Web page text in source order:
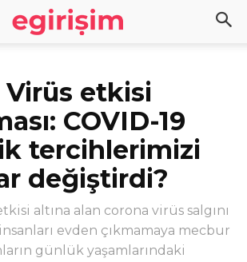
Virüs etkisi
COVID-19
tercihlerimizi
değiştirdi?
altına alan corona virüs salgını
evden çıkmamaya mecbur
günlük yaşamlarındaki